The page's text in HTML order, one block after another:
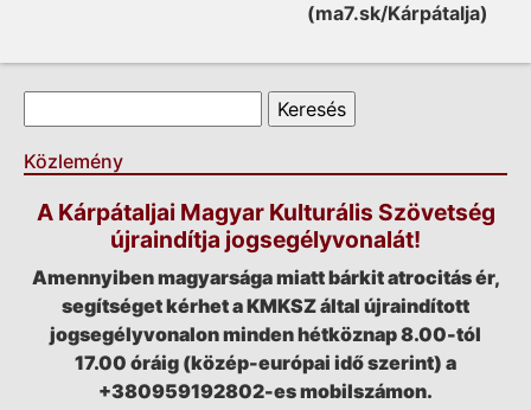
(ma7.sk/Kárpátalja)
Keresés űrlap
Közlemény
A Kárpátaljai Magyar Kulturális Szövetség
újraindítja jogsegélyvonalát!
Amennyiben magyarsága miatt bárkit atrocitás ér,
segítséget kérhet a KMKSZ által újraindított
jogsegélyvonalon minden hétköznap 8.00-tól
17.00 óráig (közép-európai idő szerint) a
+380959192802-es mobilszámon.